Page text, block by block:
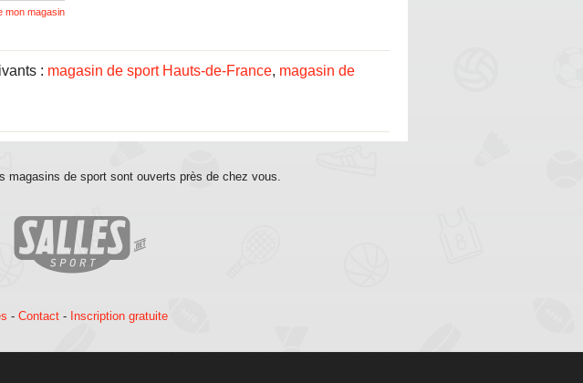
mon magasin
: magasin de sport Hauts-de-France, magasin de
de sport sont ouverts près de chez vous.
- Contact - Inscription gratuite